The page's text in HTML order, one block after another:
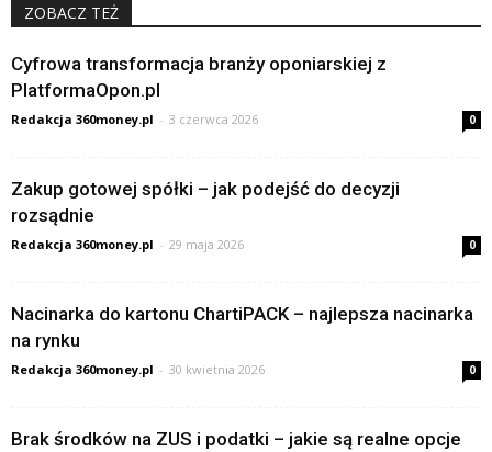
ZOBACZ TEŻ
Cyfrowa transformacja branży oponiarskiej z
PlatformaOpon.pl
Redakcja 360money.pl - 3 czerwca 2026 0
Zakup gotowej spółki – jak podejść do decyzji
rozsądnie
Redakcja 360money.pl - 29 maja 2026 0
Nacinarka do kartonu ChartiPACK – najlepsza nacinarka
na rynku
Redakcja 360money.pl - 30 kwietnia 2026 0
Brak środków na ZUS i podatki – jakie są realne opcje